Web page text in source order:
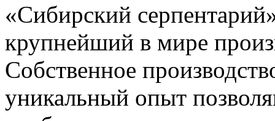
«Сибирский
крупнейший в мире
Собственное
уникальный опыт